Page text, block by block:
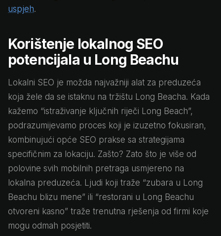
uspjeh.
Korištenje lokalnog SEO
potencijala u Long Beachu
Lokalni SEO je možda najvažniji alat za preduzeća
koja žele da se istaknu na tržištu Long Beacha. Kada
kažemo “istraživanje ključnih riječi Long Beach”,
podrazumijevamo proces koji je izuzetno fokusiran,
kombinujući opće SEO prakse sa strategijama
specifičnim za lokaciju. Zašto? Zato što je više od
polovine svih mobilnih pretraga usmjereno na
lokalna preduzeća. Ljudi koji traže “zubara u Long
Beachu blizu mene” ili “restorani u Long Beachu
otvoreni kasno” traže trenutna rješenja od firmi koje
mogu odmah posjetiti.